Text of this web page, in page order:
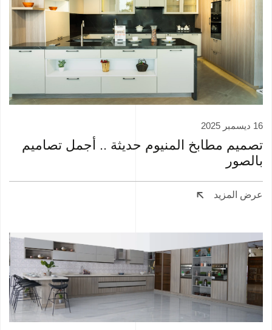
16 ديسمبر 2025
تصميم مطابخ المنيوم حديثة .. أجمل تصاميم
بالصور
عرض المزيد